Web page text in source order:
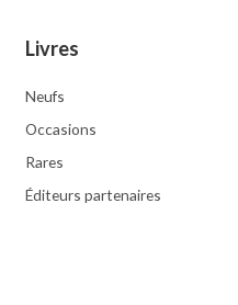
Livres
Neufs
Occasions
Rares
Éditeurs partenaires